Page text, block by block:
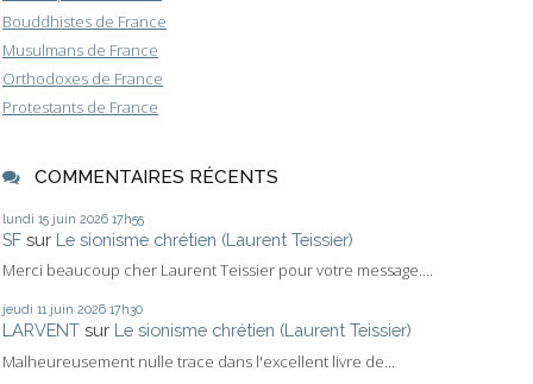
Bouddhistes de France
Musulmans de France
Orthodoxes de France
Protestants de France
COMMENTAIRES RÉCENTS
lundi 15 juin 2026 17h55
SF sur Le sionisme chrétien (Laurent Teissier)
Merci beaucoup cher Laurent Teissier pour votre message....
jeudi 11 juin 2026 17h30
LARVENT sur Le sionisme chrétien (Laurent Teissier)
Malheureusement nulle trace dans l'excellent livre de...